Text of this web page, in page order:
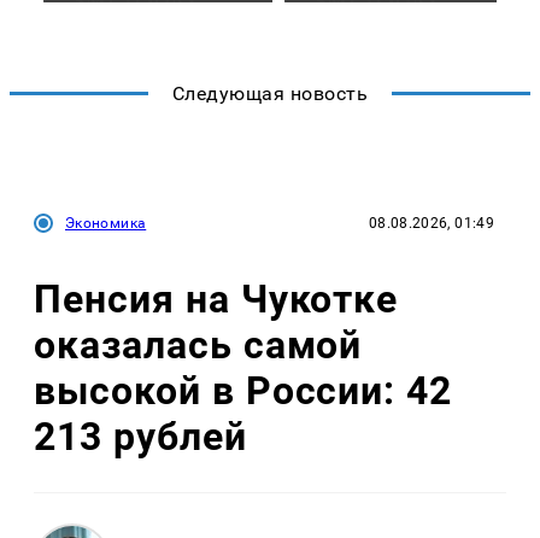
Следующая новость
Экономика 08.08.2026, 01:49
Пенсия на Чукотке
оказалась самой
высокой в России: 42
213 рублей